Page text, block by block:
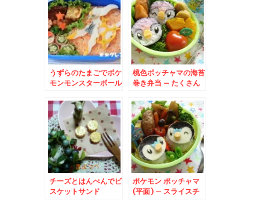
♪
うずらのたまごでポケ
モンモンスターボール
桃色ポッチャマの海苔
巻き弁当 – たくさん
チーズとはんぺんでビ
スケットサンド
ポケモン ポッチャマ
(平面) – スライスチ